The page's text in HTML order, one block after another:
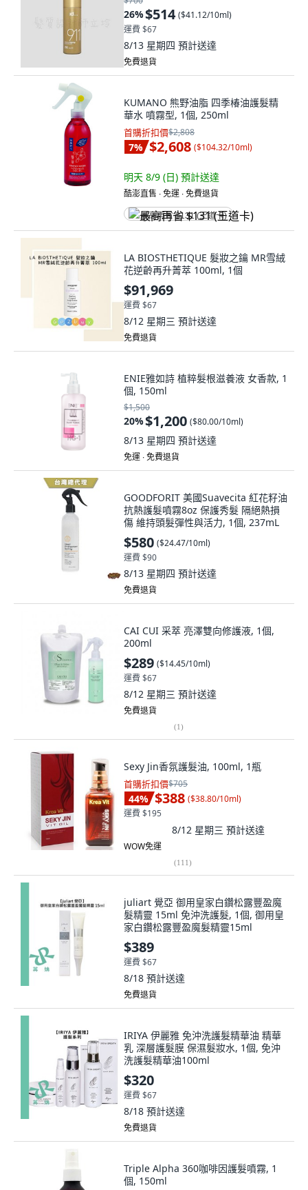
26%$514 ($41.12/10ml)
運費 $67
8/13 星期四 預計送達
免費退貨
KUMANO 熊野油脂 四季椿油護髮精
華水 噴霧型, 1個, 250ml
首購折扣價$2,808
7% $2,608 ($104.32/10ml)
明天 8/9 (日) 預計送達
酷澎直售 ∙ 免運 ∙ 免費退貨
最高再省 $131 (王道卡)
LA BIOSTHETIQUE 髮妝之鑰 MR雪絨
花逆齡再升菁萃 100ml, 1個
$91,969
運費 $67
8/12 星期三 預計送達
免費退貨
ENIE雅如詩 植粹髮根滋養液 女香款, 1
個, 150ml
$1,500
20%$1,200 ($80.00/10ml)
8/13 星期四 預計送達
免運 ∙ 免費退貨
GOODFORIT 美國Suavecita 紅花籽油
抗熱護髮噴霧8oz 保護秀髮 隔絕熱損
傷 維持頭髮彈性與活力, 1個, 237mL
$580 ($24.47/10ml)
運費 $90
8/13 星期四 預計送達
免費退貨
CAI CUI 采萃 亮澤雙向修護液, 1個,
200ml
$289 ($14.45/10ml)
運費 $67
8/12 星期三 預計送達
免費退貨
(1)
Sexy Jin香氛護髮油, 100ml, 1瓶
首購折扣價$705
44% $388 ($38.80/10ml)
運費 $195
8/12 星期三 預計送達
WOW免運
(111)
juliart 覺亞 御用皇家白鑽松露豐盈魔
髮精靈 15ml 免沖洗護髮, 1個, 御用皇
家白鑽松露豐盈魔髮精靈15ml
$389
運費 $67
8/18 預計送達
免費退貨
IRIYA 伊麗雅 免沖洗護髮精華油 精華
乳 深層護髮膜 保濕髮妝水, 1個, 免沖
洗護髮精華油100ml
$320
運費 $67
8/18 預計送達
免費退貨
Triple Alpha 360咖啡因護髮噴霧, 1
個, 150ml